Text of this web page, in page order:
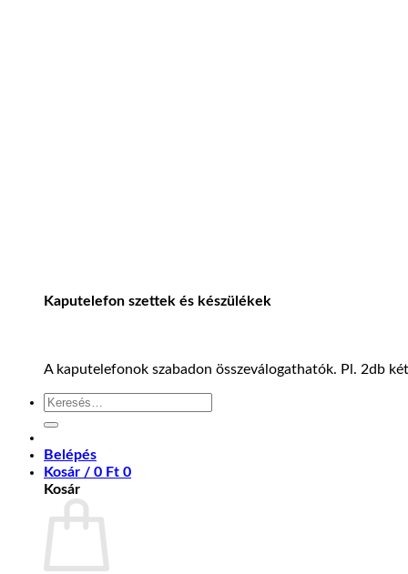
Kaputelefon szettek és készülékek
A kaputelefonok szabadon összeválogathatók. Pl. 2db
Keresés
Belépés
Kosár / 0 Ft 0
Kosár